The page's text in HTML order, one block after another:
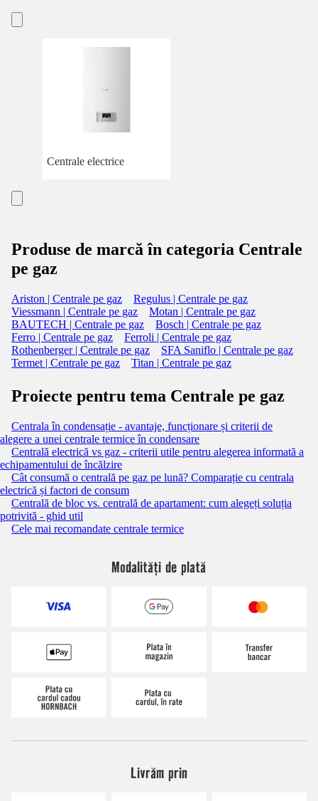
Centrale electrice
Produse de marcă în categoria Centrale
pe gaz
Ariston | Centrale pe gaz
Regulus | Centrale pe gaz
Viessmann | Centrale pe gaz
Motan | Centrale pe gaz
BAUTECH | Centrale pe gaz
Bosch | Centrale pe gaz
Ferro | Centrale pe gaz
Ferroli | Centrale pe gaz
Rothenberger | Centrale pe gaz
SFA Saniflo | Centrale pe gaz
Termet | Centrale pe gaz
Titan | Centrale pe gaz
Proiecte pentru tema Centrale pe gaz
Centrala în condensație - avantaje, funcționare și criterii de
alegere a unei centrale termice în condensare
Centrală electrică vs gaz - criterii utile pentru alegerea informată a
echipamentului de încălzire
Cât consumă o centrală pe gaz pe lună? Comparație cu centrala
electrică și factori de consum
Centrală de bloc vs. centrală de apartament: cum alegeți soluția
potrivită - ghid util
Cele mai recomandate centrale termice
Modalități de plată
Livrăm prin